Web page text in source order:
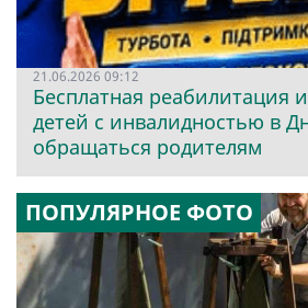
21.06.2026 09:12
Бесплатная реабилитация
детей с инвалидностью в
обращаться родителям
ПОПУЛЯРНОЕ ФОТО